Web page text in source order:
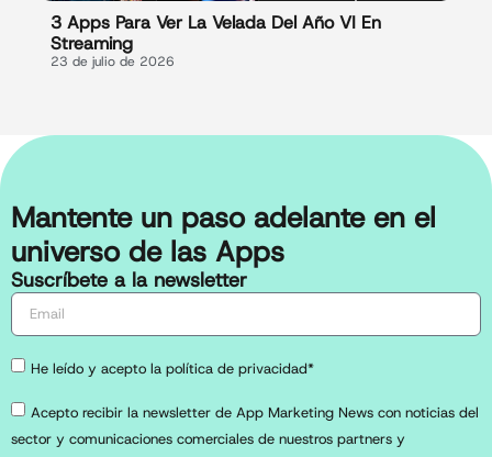
3 Apps Para Ver La Velada Del Año VI En
Streaming
23 de julio de 2026
Mantente un paso adelante en el
universo de las Apps
Suscríbete a la newsletter
He leído y acepto la política de privacidad*
Acepto recibir la newsletter de App Marketing News con noticias del
sector y comunicaciones comerciales de nuestros partners y